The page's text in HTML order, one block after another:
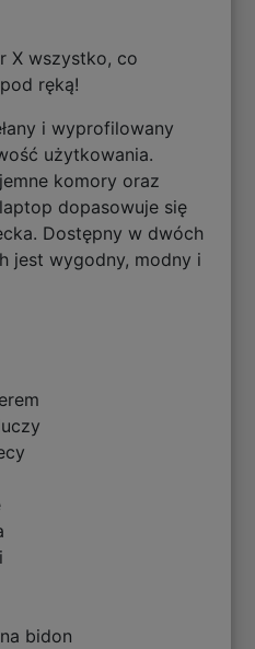
X wszystko, co
ręką!
i wyprofilowany
użytkowania.
komory oraz
dopasowuje się
Dostępny w dwóch
jest wygodny, modny i
bidon